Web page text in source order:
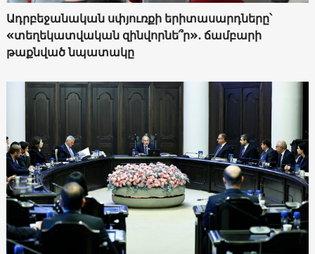
Ադրբեջանական սփյուռքի երիտասարդները՝
«տեղեկատվական զինվորնե՞ր»․ ճամբարի
թաքնված նպատակը